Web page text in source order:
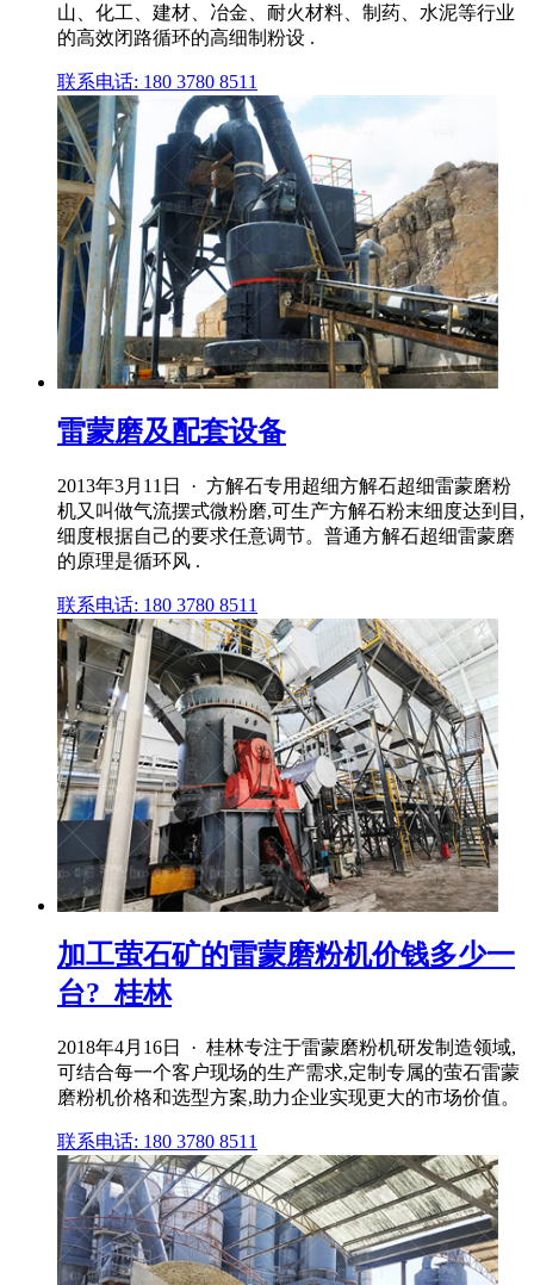
山、化工、建材、冶金、耐火材料、制药、水泥等行业
的高效闭路循环的高细制粉设 .
联系电话: 180 3780 8511
雷蒙磨及配套设备
2013年3月11日 · 方解石专用超细方解石超细雷蒙磨粉
机又叫做气流摆式微粉磨,可生产方解石粉末细度达到目,
细度根据自己的要求任意调节。普通方解石超细雷蒙磨
的原理是循环风 .
联系电话: 180 3780 8511
加工萤石矿的雷蒙磨粉机价钱多少一
台?_桂林
2018年4月16日 · 桂林专注于雷蒙磨粉机研发制造领域,
可结合每一个客户现场的生产需求,定制专属的萤石雷蒙
磨粉机价格和选型方案,助力企业实现更大的市场价值。
联系电话: 180 3780 8511